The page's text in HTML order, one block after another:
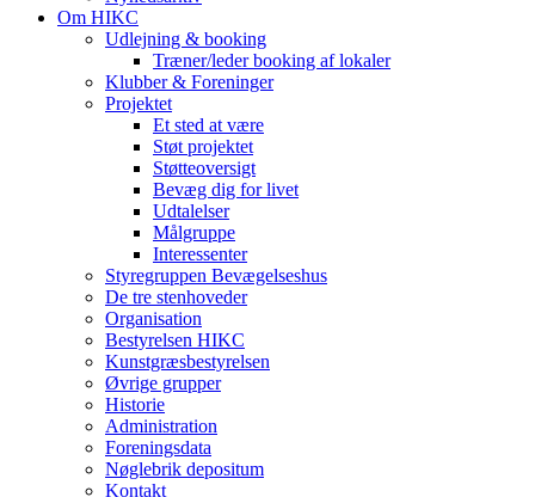
Om HIKC
Udlejning & booking
Træner/leder booking af lokaler
Klubber & Foreninger
Projektet
Et sted at være
Støt projektet
Støtteoversigt
Bevæg dig for livet
Udtalelser
Målgruppe
Interessenter
Styregruppen Bevægelseshus
De tre stenhoveder
Organisation
Bestyrelsen HIKC
Kunstgræsbestyrelsen
Øvrige grupper
Historie
Administration
Foreningsdata
Nøglebrik depositum
Kontakt